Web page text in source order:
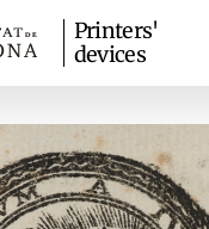
Printers'
devices